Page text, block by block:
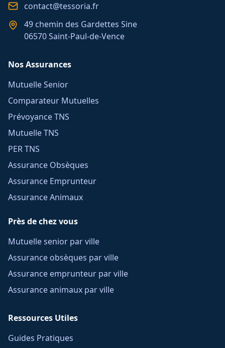
contact@tessoria.fr
49 chemin des Gardettes Sine
06570 Saint-Paul-de-Vence
Nos Assurances
Mutuelle Senior
Comparateur Mutuelles
Prévoyance TNS
Mutuelle TNS
PER TNS
Assurance Obsèques
Assurance Emprunteur
Assurance Animaux
Près de chez vous
Mutuelle senior par ville
Assurance obsèques par ville
Assurance emprunteur par ville
Assurance animaux par ville
Ressources Utiles
Guides Pratiques